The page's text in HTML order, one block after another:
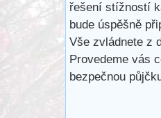
řešení stížností
bude úspěšně
Vše zvládnete z
Provedeme vás
bezpečnou